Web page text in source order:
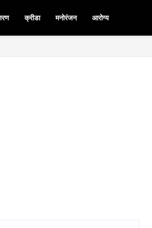
क्रीडा मनोरंजन आरोग्य
बिनविरोध